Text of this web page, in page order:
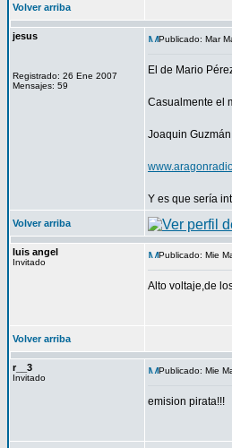
Volver arriba
jesus
Registrado: 26 Ene 2007
Mensajes: 59
Publicado: Mar
El de Mario
Casualmente el
Joaquin
Y es que sería
Volver arriba
luis angel
Invitado
Publicado: Mie
Alto voltaje,de
Volver arriba
r__3
Invitado
Publicado: Mie
emision pirata!!!